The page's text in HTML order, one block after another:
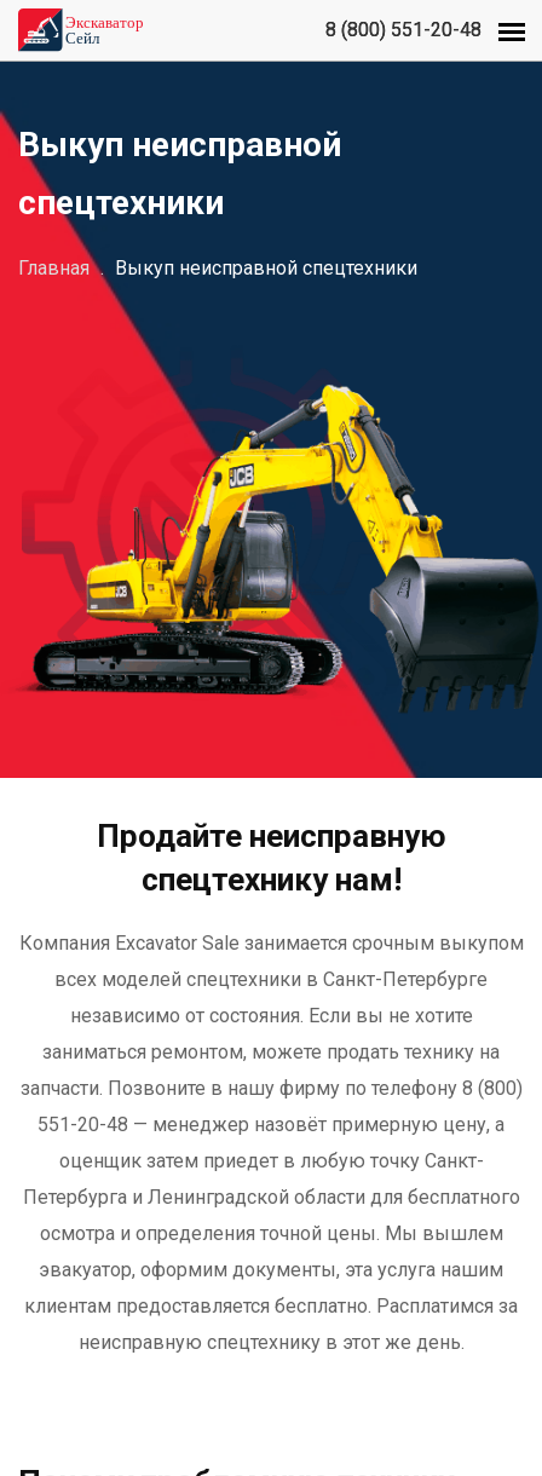
8 (800) 551-20-48
8 (800) 551-20-48
Выкуп неисправной
спецтехники
Главная . Выкуп неисправной спецтехники
Продайте неисправную
спецтехнику нам!
Компания Excavator Sale занимается срочным выкупом
всех моделей спецтехники в Санкт-Петербурге
независимо от состояния. Если вы не хотите
заниматься ремонтом, можете продать технику на
запчасти. Позвоните в нашу фирму по телефону 8 (800)
551-20-48 — менеджер назовёт примерную цену, а
оценщик затем приедет в любую точку Санкт-
Петербурга и Ленинградской области для бесплатного
осмотра и определения точной цены. Мы вышлем
эвакуатор, оформим документы, эта услуга нашим
клиентам предоставляется бесплатно. Расплатимся за
неисправную спецтехнику в этот же день.